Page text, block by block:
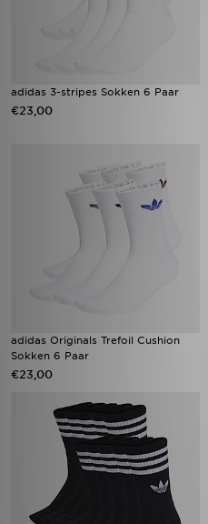
adidas 3-stripes Sokken 6 Paar
€23,00
adidas Originals Trefoil Cushion
Sokken 6 Paar
€23,00